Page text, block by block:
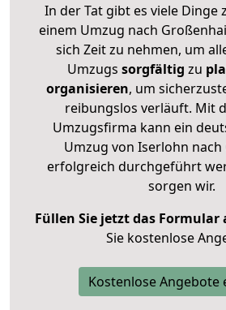
In der Tat gibt es viele Dinge
einem Umzug nach
sich Zeit zu nehmen, um
Umzugs sorgfältig zu
organisieren, um
reibungslos verläuft. Mit
Umzugsfirma kann ein
Umzug von Iserlohn
erfolgreich durchgeführt
sorgen wir.
Füllen Sie jetzt das Formular
Sie kostenlose
Kostenlose Angebote